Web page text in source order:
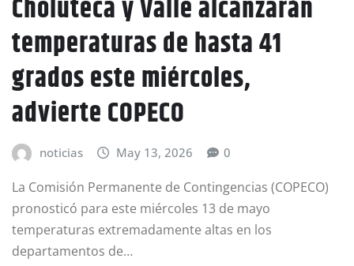
Choluteca y Valle alcanzarán
temperaturas de hasta 41
grados este miércoles,
advierte COPECO
noticias May 13, 2026 0
La Comisión Permanente de Contingencias (COPECO)
pronosticó para este miércoles 13 de mayo
temperaturas extremadamente altas en los
departamentos de…